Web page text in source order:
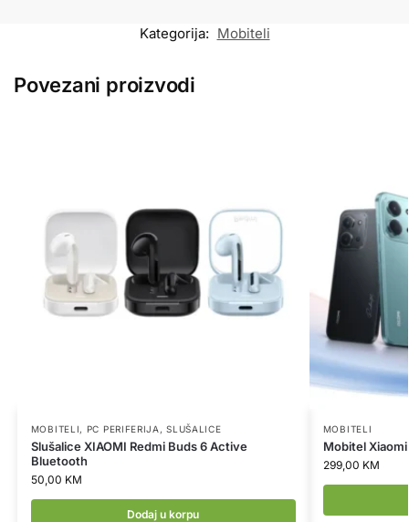
Kategorija: Mobiteli
Povezani proizvodi
MOBITELI, PC PERIFERIJA ,SLUŠALICE
Slušalice XIAOMI Redmi Buds 6 Active
Bluetooth
50,00 KM
Dodaj u korpu
MOBITELI
Mobitel Xiaomi
299,00 KM